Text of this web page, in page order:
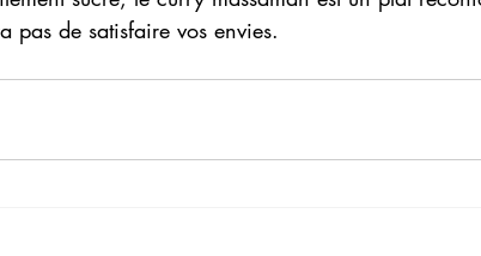
pas de satisfaire vos envies.